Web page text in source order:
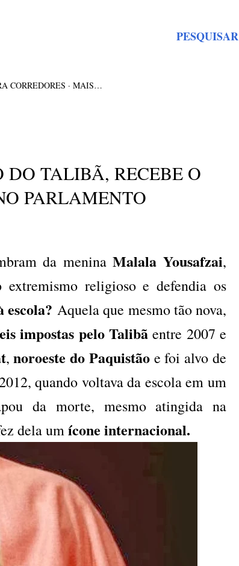
PESQUISAR
CORREDORES MAIS…
DO TALIBÃ, RECEBE O
PARLAMENTO
da meninaMalala Yousafzai,
extremismo religioso e defendia os
escola? Aquela que mesmo tão nova,
impostas pelo Talibãentre 2007 e
,noroeste do Paquistãoe foi alvo de
quando voltava da escola em um
da morte, mesmo atingida na
dela umícone internacional.